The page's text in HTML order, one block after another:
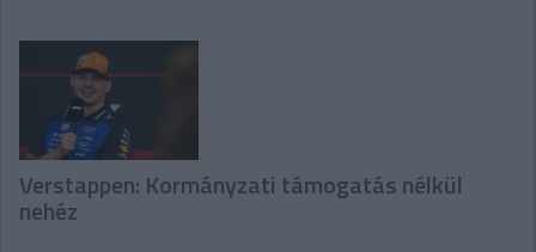
Verstappen: Kormányzati támogatás nélkül
nehéz